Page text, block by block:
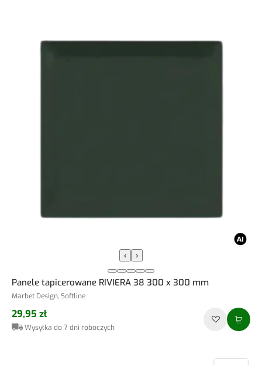
‹ ›
Panele tapicerowane RIVIERA 38 300 x 300 mm
Marbet Design, Softline
29,95 zł
Wysyłka do 7 dni roboczych